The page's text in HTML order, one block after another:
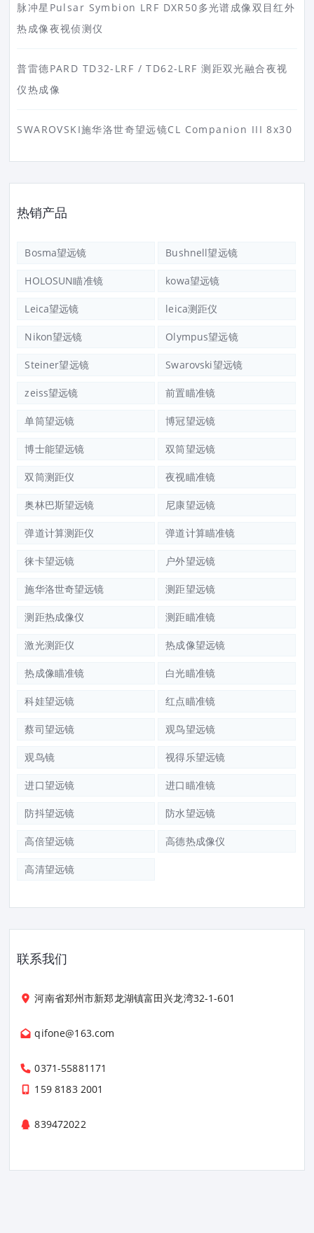
脉冲星Pulsar Symbion LRF DXR50多光谱成像双目红外
热成像夜视侦测仪
普雷德PARD TD32-LRF / TD62-LRF 测距双光融合夜视
仪热成像
SWAROVSKI施华洛世奇望远镜CL Companion III 8x30
热销产品
Bosma望远镜 Bushnell望远镜
HOLOSUN瞄准镜 kowa望远镜
Leica望远镜 leica测距仪
Nikon望远镜 Olympus望远镜
Steiner望远镜 Swarovski望远镜
zeiss望远镜 前置瞄准镜
单筒望远镜 博冠望远镜
博士能望远镜 双筒望远镜
双筒测距仪 夜视瞄准镜
奥林巴斯望远镜 尼康望远镜
弹道计算测距仪 弹道计算瞄准镜
徕卡望远镜 户外望远镜
施华洛世奇望远镜 测距望远镜
测距热成像仪 测距瞄准镜
激光测距仪 热成像望远镜
热成像瞄准镜 白光瞄准镜
科娃望远镜 红点瞄准镜
蔡司望远镜 观鸟望远镜
观鸟镜 视得乐望远镜
进口望远镜 进口瞄准镜
防抖望远镜 防水望远镜
高倍望远镜 高德热成像仪
高清望远镜
联系我们
河南省郑州市新郑龙湖镇富田兴龙湾32-1-601
qifone@163.com
0371-55881171
159 8183 2001
839472022